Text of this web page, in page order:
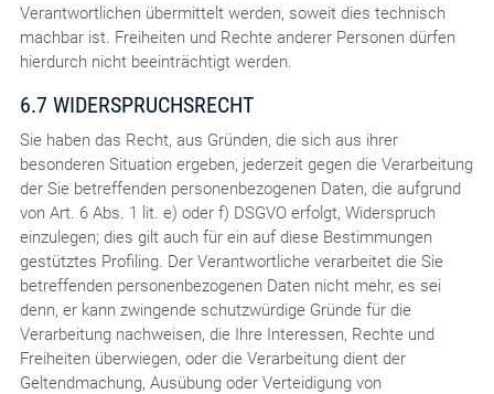
Verantwortlichen übermittelt werden, soweit dies technisch
machbar ist. Freiheiten und Rechte anderer Personen dürfen
hierdurch nicht beeinträchtigt werden.
6.7 WIDERSPRUCHSRECHT
Sie haben das Recht, aus Gründen, die sich aus ihrer
besonderen Situation ergeben, jederzeit gegen die Verarbeitung
der Sie betreffenden personenbezogenen Daten, die aufgrund
von Art. 6 Abs. 1 lit. e) oder f) DSGVO erfolgt, Widerspruch
einzulegen; dies gilt auch für ein auf diese Bestimmungen
gestütztes Profiling. Der Verantwortliche verarbeitet die Sie
betreffenden personenbezogenen Daten nicht mehr, es sei
denn, er kann zwingende schutzwürdige Gründe für die
Verarbeitung nachweisen, die Ihre Interessen, Rechte und
Freiheiten überwiegen, oder die Verarbeitung dient der
Geltendmachung, Ausübung oder Verteidigung von